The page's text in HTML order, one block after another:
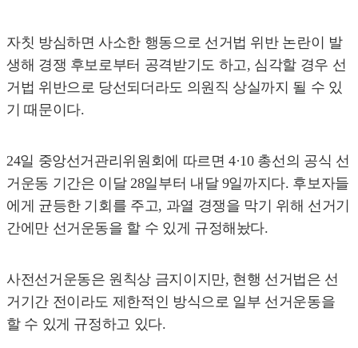
자칫 방심하면 사소한 행동으로 선거법 위반 논란이 발
생해 경쟁 후보로부터 공격받기도 하고, 심각할 경우 선
거법 위반으로 당선되더라도 의원직 상실까지 될 수 있
기 때문이다.
24일 중앙선거관리위원회에 따르면 4·10 총선의 공식 선
거운동 기간은 이달 28일부터 내달 9일까지다. 후보자들
에게 균등한 기회를 주고, 과열 경쟁을 막기 위해 선거기
간에만 선거운동을 할 수 있게 규정해놨다.
사전선거운동은 원칙상 금지이지만, 현행 선거법은 선
거기간 전이라도 제한적인 방식으로 일부 선거운동을
할 수 있게 규정하고 있다.